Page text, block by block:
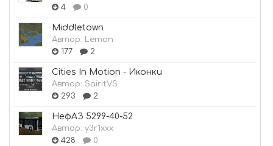
4
0
Middletown
Автор: Lemon
177
2
Cities In Motion - Иконки
Автор: SairitVS
293
2
НефАЗ 5299-40-52
Автор: y3r1xxx
428
0